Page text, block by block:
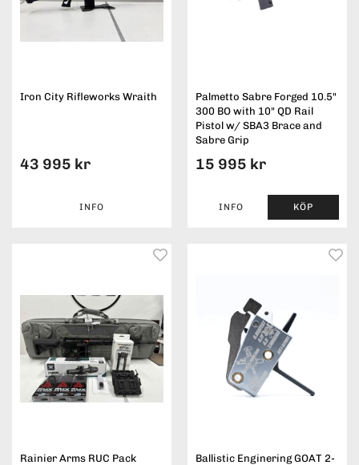
Iron City Rifleworks Wraith
43 995 kr
INFO
Palmetto Sabre Forged 10.5"
300 BO with 10" QD Rail
Pistol w/ SBA3 Brace and
Sabre Grip
15 995 kr
INFO KÖP
Rainier Arms RUC Pack
Ballistic Enginering GOAT 2-